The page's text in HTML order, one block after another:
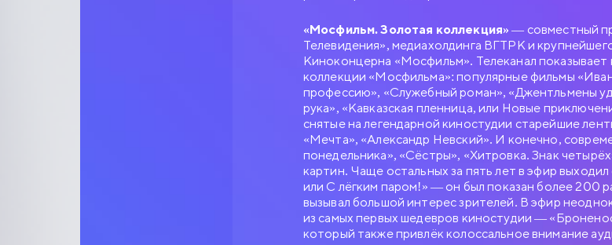
«Мосфильм. Золотая коллекция» — совместный
Телевидения», медиахолдинга ВГТРК и
Киноконцерна «Мосфильм». Телеканал показывает
коллекции «Мосфильма»: популярные фильмы
профессию», «Служебный роман», «Джентльмены
рука», «Кавказская пленница, или Новые
снятые на легендарной киностудии старейшие
«Мечта», «Александр Невский». И конечно,
понедельника», «Сёстры», «Хитровка. Знак
картин. Чаще остальных за пять лет в эфир
или С лёгким паром!» — он был показан более 200
вызывал большой интерес зрителей. В эфир
из самых первых шедевров киностудии —
который также привлёк колоссальное внимание